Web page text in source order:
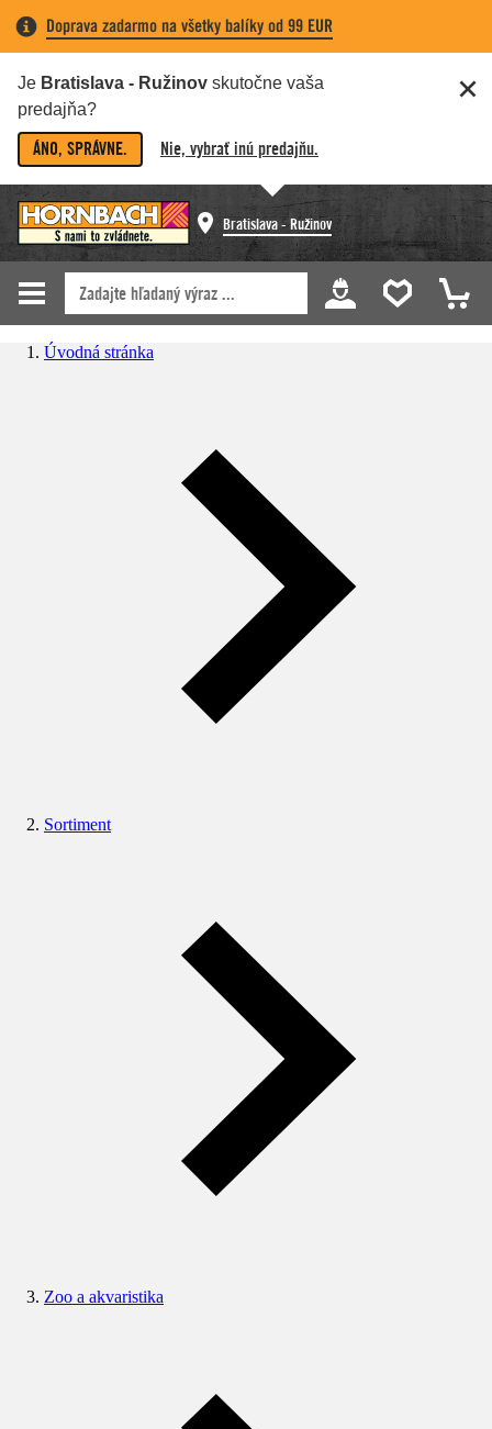
Doprava zadarmo na všetky balíky od 99 EUR
Je Bratislava - Ružinov skutočne vaša
predajňa?
ÁNO, SPRÁVNE. Nie, vybrať inú predajňu.
Bratislava - Ružinov
Úvodná stránka
Sortiment
Zoo a akvaristika